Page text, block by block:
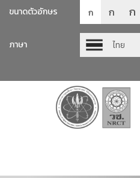
ขนาดตัวอักษร ก ก ก
ภาษา
ไทย